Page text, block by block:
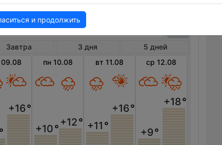
на неделю
Завтра 3 дня
5 дней
09.08
°
+16°
пн 10.08
+10°
+12°
вт 11.08
+11 °
+16°
ср 12.08
+9°
+18°
и продолжить